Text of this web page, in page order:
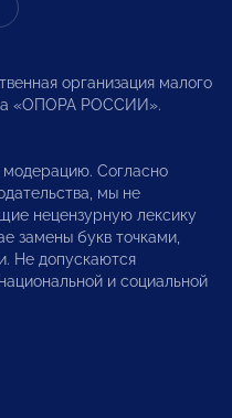
организация малого
«ОПОРА РОССИИ».
модерацию. Согласно
мы не
нецензурную лексику
замены букв точками,
Не допускаются
и социальной